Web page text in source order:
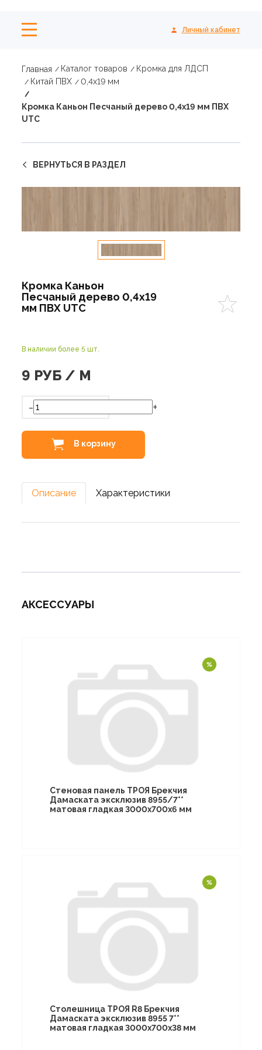
Личный кабинет
Главная Каталог товаров
Кромка для ЛДСП
Китай ПВХ
0,4х19 мм
Кромка Каньон Песчаный дерево 0,4х19 мм ПВХ
UTC
ВЕРНУТЬСЯ В РАЗДЕЛ
Кромка Каньон
Песчаный дерево 0,4х19
мм ПВХ UTC
В наличии более 5 шт.
9 РУБ / М
- +
В корзину
Описание Характеристики
АКСЕССУАРЫ
Стеновая панель ТРОЯ Брекчия
Дамаската эксклюзив 8955/7**
матовая гладкая 3000х700х6 мм
Столешница ТРОЯ R8 Брекчия
Дамаската эксклюзив 8955 7**
матовая гладкая 3000х700х38 мм